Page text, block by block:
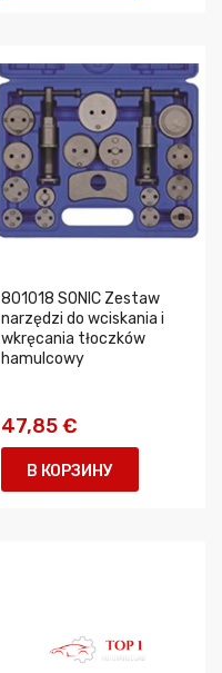
801018 SONIC Zestaw
narzędzi do wciskania i
wkręcania tłoczków
hamulcowy
47,85 €
В КОРЗИНУ